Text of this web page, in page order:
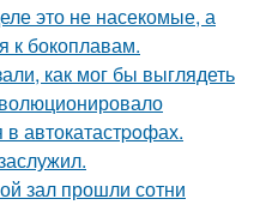
это не насекомые, а
к бокоплавам.
как мог бы выглядеть
автокатастpoфах.
зал прошли сотни